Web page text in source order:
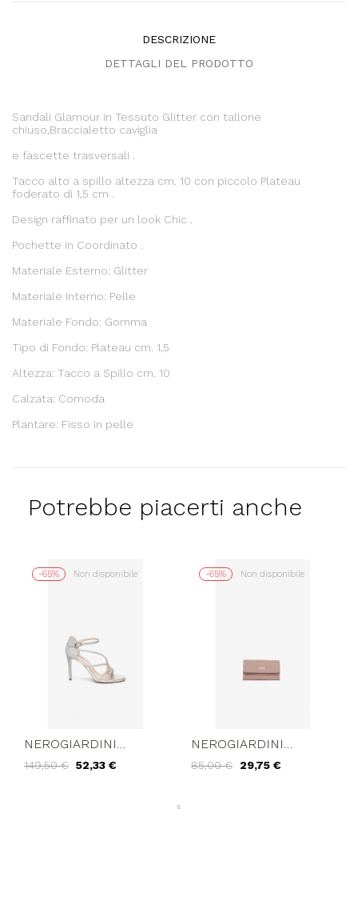
DESCRIZIONE
DETTAGLI DEL PRODOTTO
Sandali Glamour in Tessuto Glitter con tallone
chiuso,Braccialetto caviglia
e fascette trasversali .
Tacco alto a spillo altezza cm. 10 con piccolo Plateau
foderato di 1,5 cm .
Design raffinato per un look Chic .
Pochette in Coordinato .
Materiale Esterno: Glitter
Materiale Interno: Pelle
Materiale Fondo: Gomma
Tipo di Fondo: Plateau cm. 1,5
Altezza: Tacco a Spillo cm. 10
Calzata: Comoda
Plantare: Fisso in pelle
Potrebbe piacerti anche
-65% Non disponibile
NEROGIARDINI
Trasversale Fascette
149,50 € 52,33 €
-65% Non disponibile
NEROGIARDINI
Tessuto Glitter Carne
85,00 € 29,75 €